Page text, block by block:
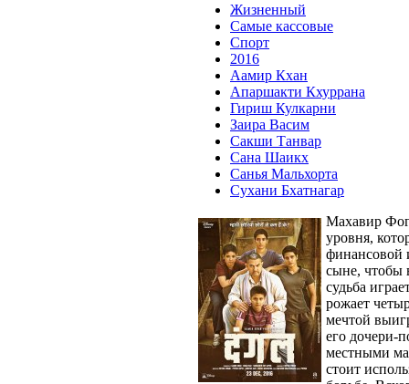
Жизненный
Самые кассовые
Спорт
2016
Аамир Кхан
Апаршакти Кхуррана
Гириш Кулкарни
Заира Васим
Сакши Танвар
Сана Шаикх
Санья Мальхорта
Сухани Бхатнагар
Махавир
уровня,
финансовой
сыне, чтобы
судьба
рожает
мечтой
его дочери-
местными
стоит